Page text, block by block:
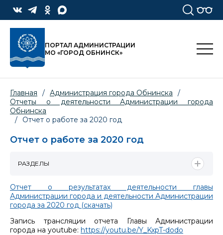
ПОРТАЛ АДМИНИСТРАЦИИ
МО «ГОРОД ОБНИНСК»
Главная / Администрация города Обнинска
/
Отчеты о деятельности Администрации города
Обнинска
/
Отчет о работе за 2020 год
Отчет о работе за 2020 год
Отчет о результатах деятельности главы
Администрации города и деятельности Администрации
города за 2020 год (скачать)
Запись трансляции отчета Главы Администрации
города на youtube: https://youtu.be/Y_KxpT-dodo
РАЗДЕЛЫ